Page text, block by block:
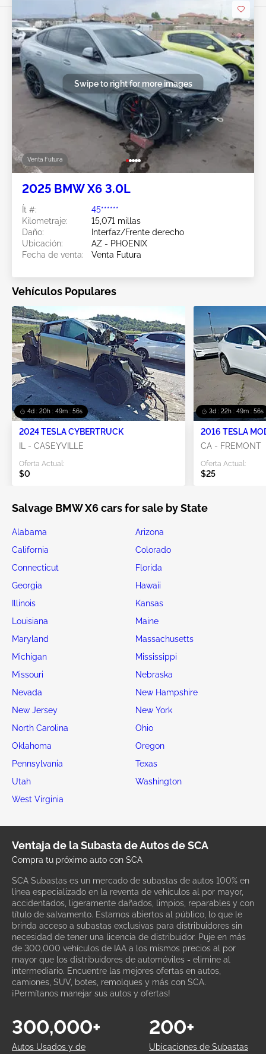
Venta Futura
Swipe to right for more images
2025 BMW X6 3.0L
Ít #:
45******
Kilometraje:
15,071 millas
Daño:
Interfaz/Frente derecho
Ubicación:
AZ - PHOENIX
Fecha de venta:
Venta Futura
Vehículos Populares
4d : 20h : 49m : 55s
2024 TESLA CYBERTRUCK
IL - CASEYVILLE
Oferta Actual:
$0
3d : 22h : 49m : 55s
2016 TESLA
CA - FREMONT
Oferta Actual:
$25
Salvage BMW X6 cars for sale by State
Alabama
Arizona
California
Colorado
Connecticut
Florida
Georgia
Hawaii
Illinois
Kansas
Louisiana
Maine
Maryland
Massachusetts
Michigan
Mississippi
Missouri
Nebraska
Nevada
New Hampshire
New Jersey
New York
North Carolina
Ohio
Oklahoma
Oregon
Pennsylvania
Texas
Utah
Washington
West Virginia
Ventaja de la Subasta de Autos de SCA
Compra tu próximo auto con SCA
SCA Subastas es un mercado de subastas de autos 100% en
línea especializado en la reventa de vehículos al por mayor,
accidentados, ligeramente dañados, limpios, reparables y con
título de salvamento. Estamos abiertos al público, lo que le
brinda acceso a subastas exclusivas para distribuidores sin
necesidad de tener una licencia de distribuidor. Puje en más
de 300,000 vehículos de IAA a los mismos precios al por
mayor que los distribuidores de automóviles - elimine al
intermediario. Encuentre las mejores ofertas en autos,
camiones, SUV, botes, remolques y más con SCA.
¡Permítanos manejar sus autos y ofertas!
Autos Usados y de
300,000+
Ubicaciones de Subastas
200+